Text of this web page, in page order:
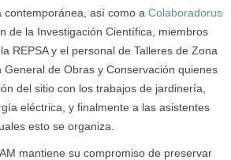
contemporánea, así como a Colaboradorus
de la Investigación Científica, miembros
REPSA y el personal de Talleres de Zona
General de Obras y Conservación quienes
del sitio con los trabajos de jardinería,
eléctrica, y finalmente a las asistentes
esto se organiza.
mantiene su compromiso de preservar